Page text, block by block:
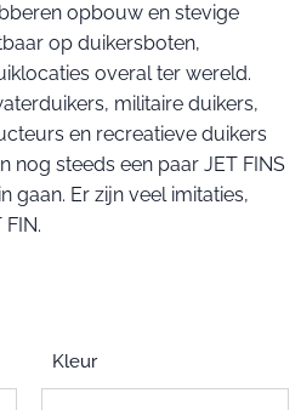
opbouw en stevige
op duikersboten,
overal ter wereld.
militaire duikers,
en recreatieve duikers
nog steeds een paar JET FINS
gaan. Er zijn veel imitaties,
Kleur